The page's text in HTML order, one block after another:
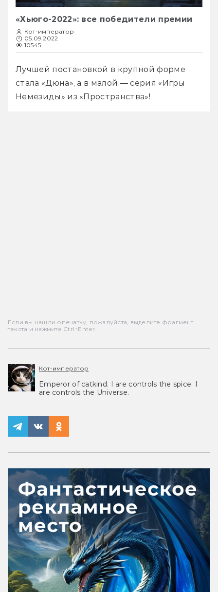
«Хьюго-2022»: все победители премии
Кот-император
05.09.2022
10545
Лучшей постановкой в крупной форме
стала «Дюна», а в малой — серия «Игры
Немезиды» из «Пространства»!
Если вы нашли опечатку, пожалуйста, выделите фрагмент
текста и нажмите Ctrl+Enter.
Кот-император
Emperor of catkind. I are controls the spice, I
are controls the Universe.